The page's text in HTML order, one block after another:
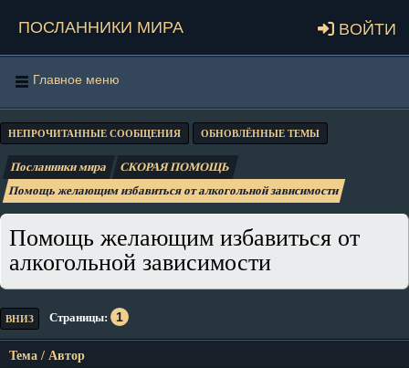
Посланники мира Войти
Главное меню
НЕПРОЧИТАННЫЕ СООБЩЕНИЯ ОБНОВЛЁННЫЕ ТЕМЫ
Посланники мира
СКОРАЯ ПОМОЩЬ
Помощь желающим избавиться от алкогольной зависимости
Помощь желающим избавиться от
алкогольной зависимости
ВНИЗ Страницы 1
Тема / Автор